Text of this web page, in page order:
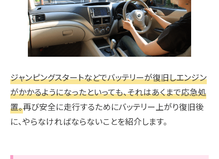
ジャンピングスタートなどでバッテリーが復旧しエンジン
がかかるようになったといっても、それはあくまで応急処
置。再び安全に走行するためにバッテリー上がり復旧後
に、やらなければならないことを紹介します。